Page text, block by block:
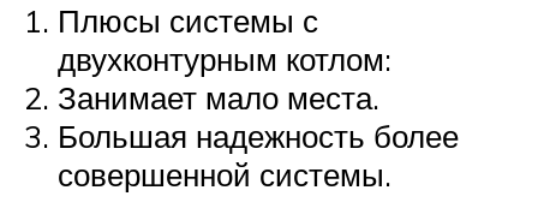
Плюсы системы с
двухконтурным котлом:
Занимает мало места.
Большая надежность более
совершенной системы.